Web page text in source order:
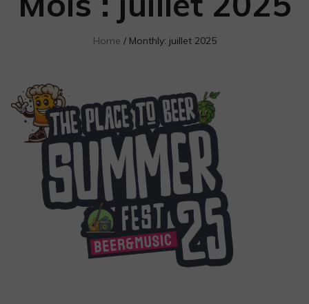
Home Monthly: juillet 2025